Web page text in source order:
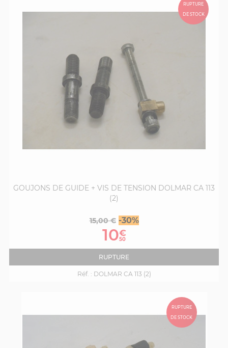
GOUJONS DE GUIDE + VIS DE TENSION DOLMAR CA 113
(2)
Prix
base
15,00 € -30%Prix
10€
50
RUPTURE
Réf. : DOLMAR CA 113 (2)
RUPTURE
DE STOCK
RUPTURE
DE STOCK